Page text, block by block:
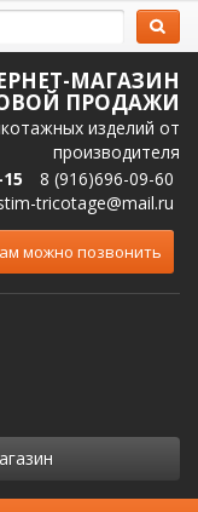
МАГАЗИН
ПРОДАЖИ
изделий от
производителя
8 (916)696-09-60
tricotage@mail.ru
можно позвонить